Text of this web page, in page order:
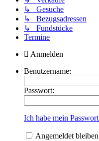
↳ Gesuche
↳ Bezugsadressen
↳ Fundstücke
Termine
Anmelden
Benutzername:
Passwort:
Ich habe mein
Angemeldet bleiben